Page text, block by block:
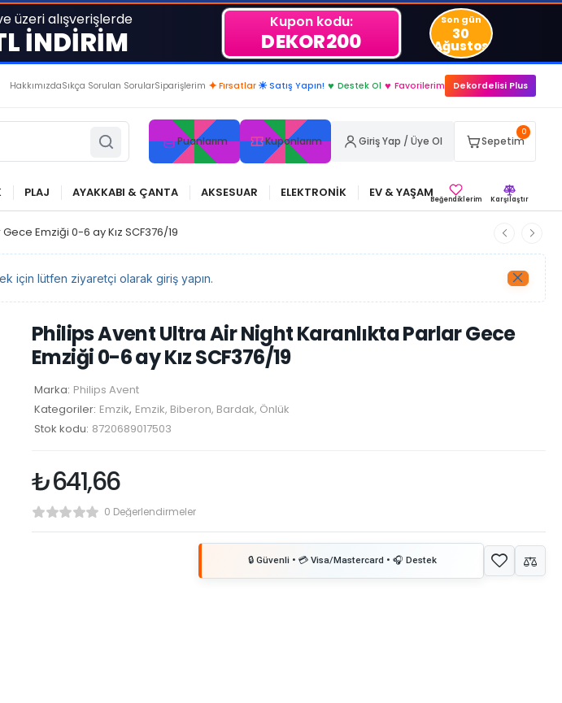
üzeri alışverişlerde
İNDİRİM
Kupon kodu:
DEKOR200
Son gün
30
Ağustos
KÂRDASINIZ...
HakkımızdaSıkça Sorulan SorularSiparişlerim ✦ Fırsatlar ☀ Satış Yapın! ♥ Destek Ol ♥ Favorilerim Dekordelisi Plus
Puanlarım Kuponlarım Giriş Yap / Üye Ol
0
Sepetim
PLAJ AYAKKABI & ÇANTA AKSESUAR ELEKTRONİK EV & YAŞAMBeğendiklerim Karşılaştır
Emziği 0-6 ay Kız SCF376/19
için lütfen ziyaretçi olarak giriş yapın.
Philips Avent Ultra Air Night Karanlıkta Parlar Gece
Emziği 0-6 ay Kız SCF376/19
Marka: Philips Avent
Kategoriler: Emzik, Emzik, Biberon, Bardak, Önlük
Stok kodu: 8720689017503
₺641,66
0 Değerlendirmeler